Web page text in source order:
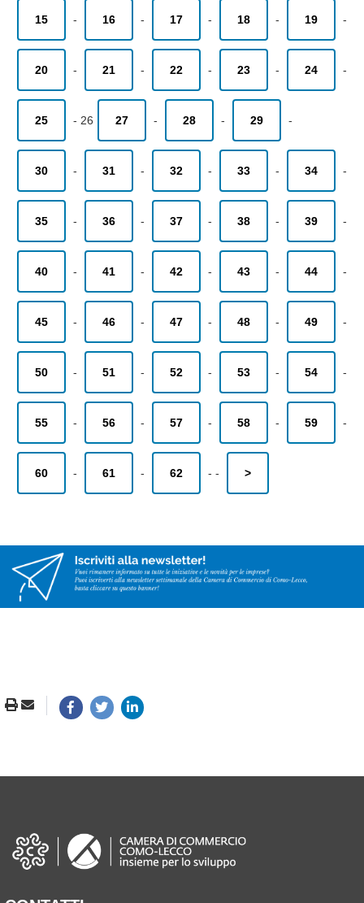
15 - 16 - 17 - 18 - 19 -
20 - 21 - 22 - 23 - 24 -
25 - 26 27 - 28 - 29 -
30 - 31 - 32 - 33 - 34 -
35 - 36 - 37 - 38 - 39 -
40 - 41 - 42 - 43 - 44 -
45 - 46 - 47 - 48 - 49 -
50 - 51 - 52 - 53 - 54 -
55 - 56 - 57 - 58 - 59 -
60 - 61 - 62 - - >